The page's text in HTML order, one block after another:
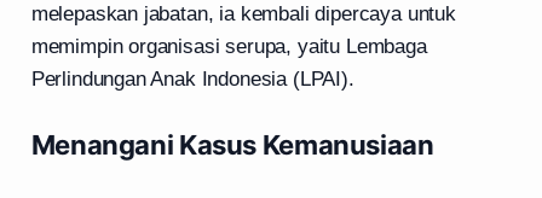
melepaskan jabatan, ia kembali dipercaya untuk
memimpin organisasi serupa, yaitu Lembaga
Perlindungan Anak Indonesia (LPAI).
Menangani Kasus Kemanusiaan